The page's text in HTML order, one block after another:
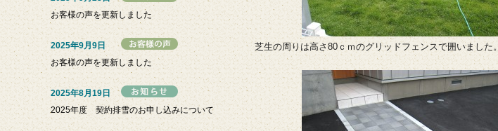
芝生の周りは高さ80ｃｍのグリッドフェンスで囲いました。
お客様の声を更新しました
2025年9月9日
お客様の声を更新しました
2025年8月19日
2025年度 契約排雪のお申し込みについて